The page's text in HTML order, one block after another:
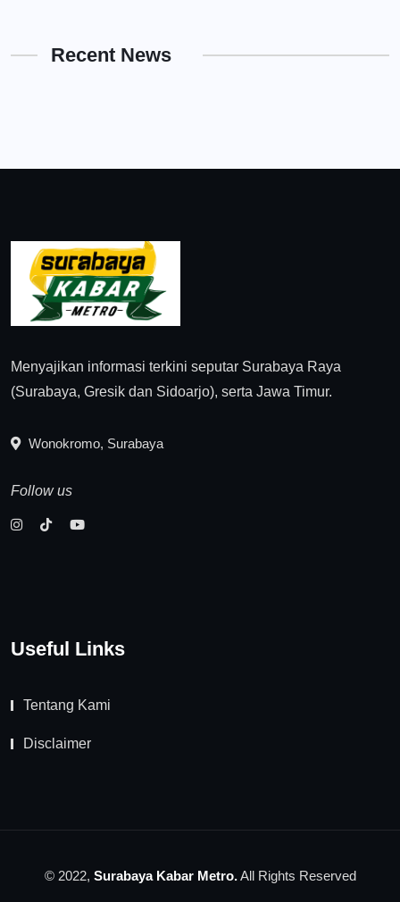
Recent News
Menyajikan informasi terkini seputar Surabaya Raya
(Surabaya, Gresik dan Sidoarjo), serta Jawa Timur.
Wonokromo, Surabaya
Follow us
Useful Links
Tentang Kami
Disclaimer
© 2022, Surabaya Kabar Metro.All Rights Reserved